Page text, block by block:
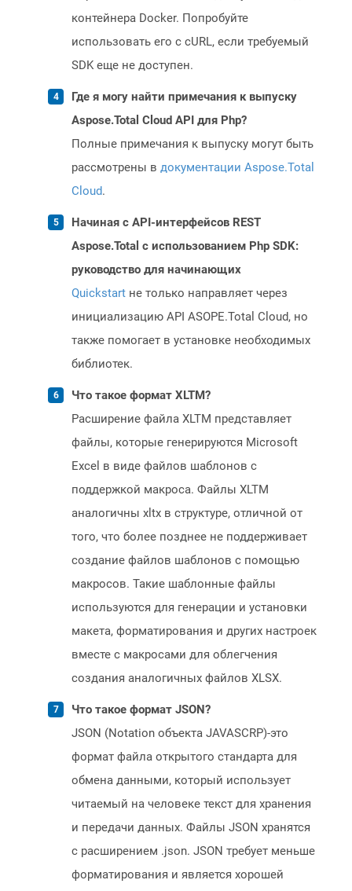
контейнера Docker. Попробуйте
использовать его с cURL, если требуемый
SDK еще не доступен.
Где я могу найти примечания к выпуску
Aspose.Total Cloud API для Php?
Полные примечания к выпуску могут быть
рассмотрены в документации Aspose.Total
Cloud.
Начиная с API-интерфейсов REST
Aspose.Total с использованием Php SDK:
руководство для начинающих
Quickstart не только направляет через
инициализацию API ASOPE.Total Cloud, но
также помогает в установке необходимых
библиотек.
Что такое формат XLTM?
Расширение файла XLTM представляет
файлы, которые генерируются Microsoft
Excel в виде файлов шаблонов с
поддержкой макроса. Файлы XLTM
аналогичны xltx в структуре, отличной от
того, что более позднее не поддерживает
создание файлов шаблонов с помощью
макросов. Такие шаблонные файлы
используются для генерации и установки
макета, форматирования и других настроек
вместе с макросами для облегчения
создания аналогичных файлов XLSX.
Что такое формат JSON?
JSON (Notation объекта JAVASCRP)-это
формат файла открытого стандарта для
обмена данными, который использует
читаемый на человеке текст для хранения
и передачи данных. Файлы JSON хранятся
с расширением .json. JSON требует меньше
форматирования и является хорошей